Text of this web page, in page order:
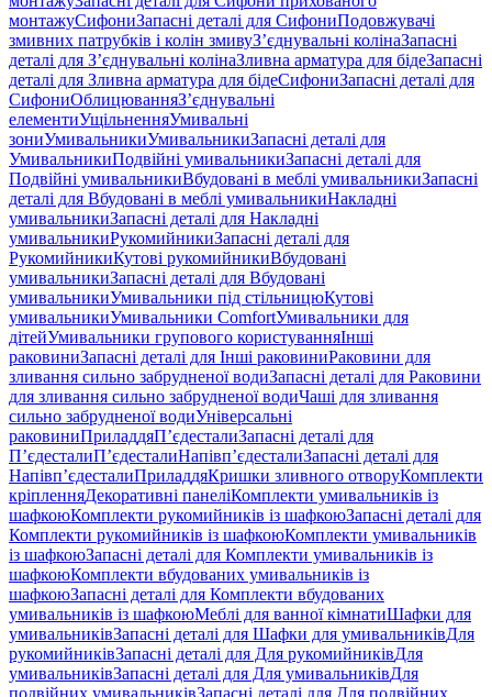
монтажуСифониЗапасні деталі для СифониПодовжувачі
змивних патрубків і колін змивуЗ’єднувальні колінаЗапасні
деталі для З’єднувальні колінаЗливна арматура для бідеЗапасні
деталі для Зливна арматура для бідеСифониЗапасні деталі для
СифониОблицюванняЗ’єднувальні
елементиУщільненняУмивальні
зониУмивальникиУмивальникиЗапасні деталі для
УмивальникиПодвійні умивальникиЗапасні деталі для
Подвійні умивальникиВбудовані в меблі умивальникиЗапасні
деталі для Вбудовані в меблі умивальникиНакладні
умивальникиЗапасні деталі для Накладні
умивальникиРукомийникиЗапасні деталі для
РукомийникиКутові рукомийникиВбудовані
умивальникиЗапасні деталі для Вбудовані
умивальникиУмивальники під стільницюКутові
умивальникиУмивальники ComfortУмивальники для
дітейУмивальники групового користуванняІнші
раковиниЗапасні деталі для Інші раковиниРаковини для
зливання сильно забрудненої водиЗапасні деталі для Раковини
для зливання сильно забрудненої водиЧаші для зливання
сильно забрудненої водиУніверсальні
раковиниПриладдяП’єдесталиЗапасні деталі для
П’єдесталиП’єдесталиНапівп’єдесталиЗапасні деталі для
Напівп’єдесталиПриладдяКришки зливного отворуКомплекти
кріпленняДекоративні панеліКомплекти умивальників із
шафкоюКомплекти рукомийників із шафкоюЗапасні деталі для
Комплекти рукомийників із шафкоюКомплекти умивальників
із шафкоюЗапасні деталі для Комплекти умивальників із
шафкоюКомплекти вбудованих умивальників із
шафкоюЗапасні деталі для Комплекти вбудованих
умивальників із шафкоюМеблі для ванної кімнатиШафки для
умивальниківЗапасні деталі для Шафки для умивальниківДля
рукомийниківЗапасні деталі для Для рукомийниківДля
умивальниківЗапасні деталі для Для умивальниківДля
подвійних умивальниківЗапасні деталі для Для подвійних